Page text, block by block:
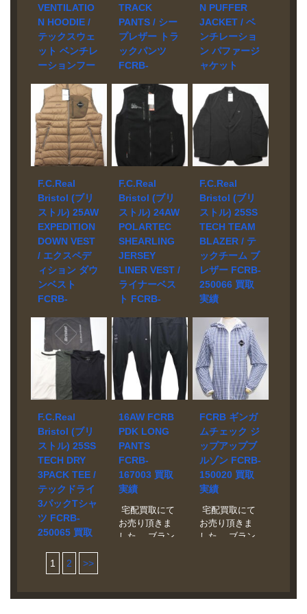
FCRB-260105
買取相場 お問
い合わせくだ
さい。 状態 未
使用品 摩擦や
り切れに強
く、PUコーテ
ィングによる
撥水性も備え
た420デニール
のコーデュラ
用した3WAYバ
ックパック。
シリーズ全8型
の中で最も収
納力に優れた
ジネスシーン
にも馴染むス
クエア型デザ
インを採用し
260019 買取相
場 お問い合わ
せください。
状態 未使用品
適度な張り感
性に加え、柔
らかな肌触り
も兼ね備えた
ボンディング
ジャージー素
材を使用した
トップ。Tシャ
ツに変わる機
能的なサマー
トップスとし
ても重宝する
PISTE FCRB-
260044 買取相
場 お問い合わ
せください。
状態 未使用品
び可能なパッ
カブル仕様の
材を使用する
着用感を実現
し、携帯時の
負担も軽減し
ています。さ
らに、脇下や
ネック部分な
ど可動域に
は、伸縮性と
通気性に優れ
たパワーネッ
よりストレス
フリーな着心
地に仕上げて
います。
VENTILATIO
N HOODIE /
テックスウェ
ット ベンチレ
ーションフー
260015 買取
実績
宅配買取にて
お売り頂きま
した。 ブラン
ド F.C.Real
Bristol モデル
TECH SWEAT
VENTILATION
HOODIE
買取相場 お問
い合わせくだ
さい。 状態 未
使用品 適度な
張り感とスト
え、柔らかな
肌触りも兼ね
備えたボンデ
ィングジャー
用したジップ
ィ。 背面には
ベンチレーシ
ョンを備え、
通気性を高め
た快適な仕上
います。
TRACK
PANTS / シー
プレザー トラ
ックパンツ
FCRB-
実績
宅配買取にて
お売り頂きま
した。 ブラン
ド F.C.Real
Bristol モデル
25AW
LEATHER
TRACK
PANTS FCRB-
252080 買取相
場 お問い合わ
せください。
状態 未使用品
ボディと同色
のサイドライ
のレザー調エ
ンブレムな
ど、重厚かつ
繊細なディテ
ールを採用し
たシープレザ
ーのトラック
パンツ。シル
クのように滑
らかな質感
と、さまざま
なスタイリン
グに合わせや
すい緩やかな
テーパードシ
ルエットが特
徴です。
N PUFFER
JACKET / ベ
ンチレーショ
ン パファージ
ャケット
252041 買取
実績
した。 ブラン
ド F.C.Real
Bristol モデル
25AW
VENTILATION
PUFFER
FCRB-252041
買取相場 お問
い合わせくだ
さい。 状態 未
使用品 ストレ
性を両立させ
た軽量リップ
ストップナイ
ロンにプリマ
ロフトを封入
したハイスペ
ャケット。両
袖の背面に施
した開閉式ベ
ンチレーショ
ンがトレーニ
ング中の蒸れ
を軽減しま
す。
F.C.Real
Bristol (ブリ
ストル) 25AW
EXPEDITION
DOWN VEST
/ エクスペデ
ィション ダウ
ンベスト
FCRB-
実績
宅配買取にて
お売り頂きま
した。 ブラン
ド F.C.Real
Bristol モデル
25AW
EXPEDITION
DOWN VEST
FCRB-252023
買取相場 お問
い合わせくだ
さい。 状態 未
使用品 胸ポケ
ットに耐水性
とストレッチ
イクロリップ
軽量ダウンベ
F.C.Real
Bristol (ブリ
ストル) 24AW
POLARTEC
SHEARLING
JERSEY
LINER VEST /
ライナーベス
ト FCRB-
宅配買取にて
お売り頂きま
した。 ブラン
ド F.C.Real
Bristol モデル
24AW
POLARTEC
SHEARLING
LINER VEST
買取相場 お問
い合わせくだ
さい。 状態 未
使用品 ポーラ
テック社独自
ボアを表地に
F.C.Real
Bristol (ブリ
ストル) 25SS
TECH TEAM
BLAZER / テ
ックチーム ブ
レザー FCRB-
250066 買取
実績
宅配買取にて
お売り頂きま
した。 ブラン
ド F.C.Real
Bristol モデル
25SS TECH
TEAM
BLAZER
FCRB-250066
買取相場 お問
い合わせくだ
さい。 状態 未
使用品 伸縮
性・耐久性に
も備えた4WAY
ストレッチタ
F.C.Real
Bristol (ブリ
ストル) 25SS
TECH DRY
3PACK TEE /
テックドライ
3パックTシャ
ツ FCRB-
250065 買取
店頭買取にて
16AW FCRB
PDK LONG
PANTS
FCRB-
167003 買取
実績
宅配買取にて
お売り頂きま
した。 ブラン
167003 買取相
FCRB ギンガ
ムチェック ジ
ップアップブ
ルゾン FCRB-
150020 買取
実績
宅配買取にて
お売り頂きま
した。 ブラン
Blouson
1 2 >>